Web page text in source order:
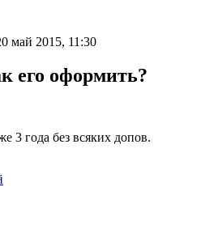
май 2015, 11:30
его оформить?
3 года без всяких допов.